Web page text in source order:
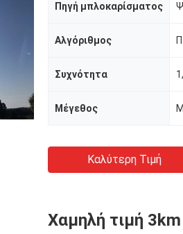
Πηγή μπλοκαρίσματος
Αλγόριθμος
Συχνότητα
Μέγεθος
Καλύτερη Τιμή
Χαμηλή τιμή